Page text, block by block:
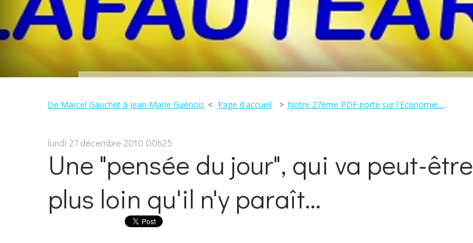
De Marcel Gauchet à Jean-Marie Guénois Page d'accueil Notre 27ème PDF porte sur l'Economie....
lundi 27 décembre 2010 00h25
Une "pensée du jour", qui va peut-être
plus loin qu'il n'y paraît...